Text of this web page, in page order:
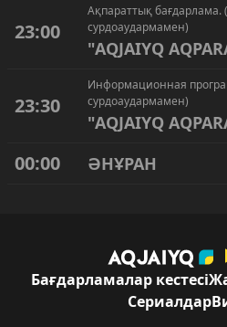
23:00
Ақпараттық бағдарлама.
сурдоаудармамен)
"AQJAIYQ
23:30
Информационная
сурдоаудармамен)
"AQJAIYQ
00:00 ӘНҰРАН
Бағдарламалар кестесі
Сериалдар